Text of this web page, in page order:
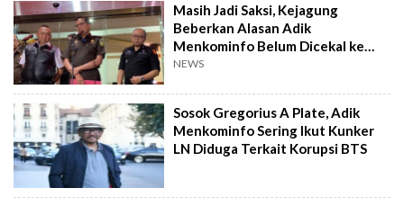
Masih Jadi Saksi, Kejagung
Beberkan Alasan Adik
Menkominfo Belum Dicekal ke
Luar Negeri
NEWS
Sosok Gregorius A Plate, Adik
Menkominfo Sering Ikut Kunker
LN Diduga Terkait Korupsi BTS